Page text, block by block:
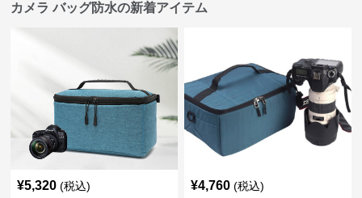
カメラ バッグ防水の新着アイテム
¥5,320 (税込) ¥4,760 (税込)